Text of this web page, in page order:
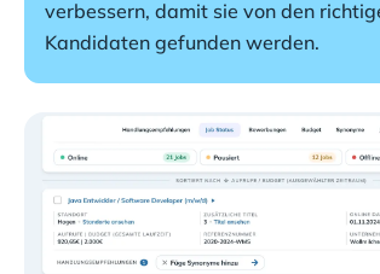
verbessern, damit sie von den
Kandidaten gefunden werden.